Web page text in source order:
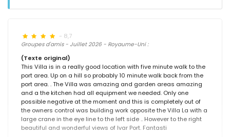
- 8,7
Groupes d'amis - Juillet 2026 - Royaume-Uni :
(Texte original)
This Villa is in a really good location with five minute walk to the
port area. Up on a hill so probably 10 minute walk back from the
port area. . The Villa was amazing and garden areas amazing
and a the kitchen had all equipment we needed. Only one
possible negative at the moment and this is completely out of
the owners control was building work opposite the Villa La with a
large crane in the eye line to the left side .. However to the right
beautiful and wonderful views of Ivar Port. Fantasti